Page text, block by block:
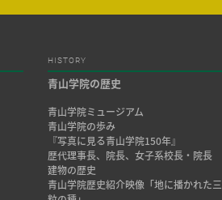
HISTORY
青山学院の歴史
青山学院ミュージアム
青山学院の歩み
『写真に見る青山学院150年』
歴代理事長、院長、女子系校長・院長
建物の歴史
青山学院歴史紹介映像「地に播かれた三